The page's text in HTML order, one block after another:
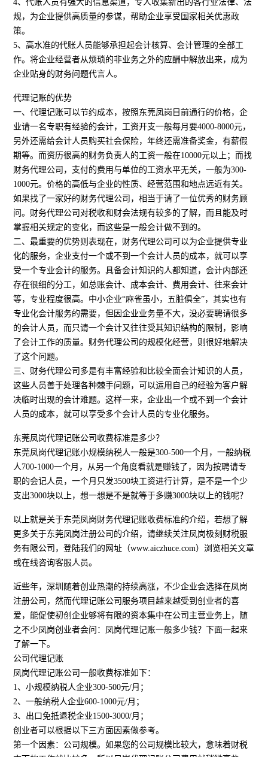
4、代账人员有强大的信息渠道，专人收集新出的各行业法律、法
规，为企业提供高质量的参谋，帮助企业享受国家相关优惠政
策。
5、高水准的代账人员能够承担起会计核算、会计管理的全部工
作。将企业经营者从烦琐的非业务之外的应酬中解放出来，成为
企业贴身的财务问题代言人。
代理记账的优势
一、代理记账可以节约成本，按照东莞凤岗目前通行的价格，企
业请一名专职有经验的会计，工资开支一般每月要4000-8000元，
另外还需给会计人员购买社会保险，年终还需准备奖金，有薪假
期等。而资历很高的财务负责人的工资一般在10000元以上；而找
财务代理公司，支付的费用与单位的工资水平无关，一般为300-
1000元。价格的高低与企业的性质、经营范围和地点远近有关。
如果找了一家好的财务代理公司，相当于请了一位优秀的财务顾
问。财务代理公司对税收和财会法规有较多的了解，而且能及时
掌握相关规定的变化，而这些是一般会计做不到的。
二、最重要的优势则表现在，财务代理公司可以为企业提供专业
化的服务，企业支付一个或不到一个会计人员的成本，就可以享
受一个专业会计的服务。具备会计知识的人都知道，会计内部还
存在很细的分工，如总账会计、成本会计、费用会计、往来会计
等，专业程度很高。中小企业“麻雀虽小，五脏俱全”，其实也有
专业化会计服务的需要，但因企业业务量不大，没必要聘请很多
的会计人员，而只请一个会计又往往受其知识结构的限制，影响
了会计工作的质量。财务代理公司的规模化经营，则很好地解决
了这个问题。
三、财务代理公司多是有丰富经验和比较全面会计知识的人员，
这些人员善于处理各种棘手问题，可以运用自己的经验为客户解
决临时出现的会计难题。这样一来，企业出一个或不到一个会计
人员的成本，就可以享受多个会计人员的专业化服务。
东莞凤岗代理记账公司收费标准是多少？
东莞凤岗代理记账小规模纳税人一般是300-500一个月，一般纳税
人700-1000一个月，从另一个角度看就是赚钱了，因为按聘请专
职的会记人员，一个月只发3500块工资进行计算，是不是一个少
支出3000块以上，想一想是不是就等于多赚3000块以上的钱呢？
以上就是关于东莞凤岗财务代理记账收费标准的介绍，若想了解
更多关于东莞凤岗注册公司的介绍，请继续关注凤岗极刻财税服
务有限公司，登陆我们的网址（www.aiczhuce.com）浏览相关文章
或在线咨询客服人员。
近些年，深圳随着创业热潮的持续高涨，不少企业会选择在凤岗
注册公司，然而代理记账公司服务项目越来越受到创业者的喜
爱，能促使初创企业够将有限的资本集中在公司主营业务上，随
之不少凤岗创业者会问：凤岗代理记账一般多少钱？下面一起来
了解一下。
公司代理记账
凤岗代理记账公司一般收费标准如下：
1、小规模纳税人企业300-500元/月；
2、一般纳税人企业600-1000元/月；
3、出口免抵退税企业1500-3000/月；
创业者可以根据以下三方面因素做参考。
第一个因素：公司规模。如果您的公司规模比较大，意味着财税